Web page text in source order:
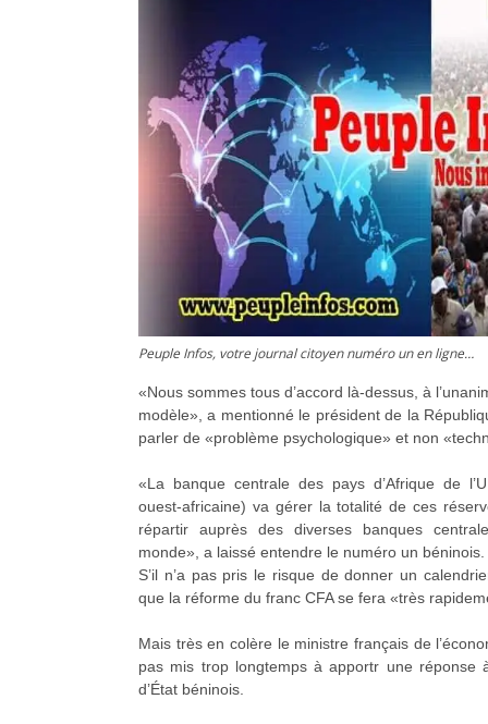
Peuple Infos, votre journal citoyen numéro un en ligne…
«Nous sommes tous d’accord là-dessus, à
modèle», a mentionné le président de la
parler de «problème psychologique» et non
«La banque centrale des pays d’Afrique de
ouest-africaine) va gérer la totalité de ces
répartir auprès des diverses banques
monde», a laissé entendre le numéro un béninois.
S’il n’a pas pris le risque de donner un
que la réforme du franc CFA se fera «très
Mais très en colère le ministre français de
pas mis trop longtemps à apportr une réponse
d’État béninois.